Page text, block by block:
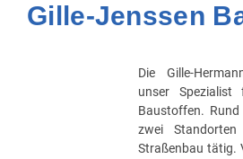
Gille-Jenssen
Die Gille-
unser
Baustoffen.
zwei
Straßenbau tätig.